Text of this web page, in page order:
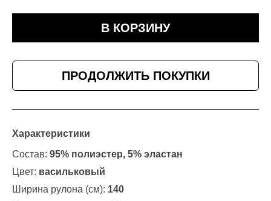
В КОРЗИНУ
ПРОДОЛЖИТЬ ПОКУПКИ
Характеристики
Состав: 95% полиэстер, 5% эластан
Цвет: васильковый
Ширина рулона (см): 140